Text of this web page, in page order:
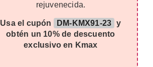
rejuvenecida.
Usa el cupón DM-KMX91-23 y
obtén un 10% de descuento
exclusivo en Kmax